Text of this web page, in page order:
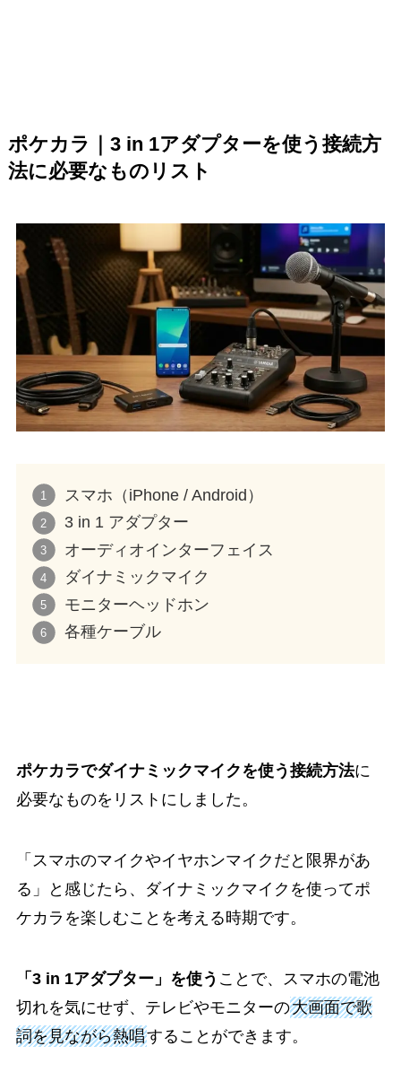
ポケカラ｜3 in 1アダプターを使う接続方
法に必要なものリスト
スマホ（iPhone / Android）
3 in 1 アダプター
オーディオインターフェイス
ダイナミックマイク
モニターヘッドホン
各種ケーブル
ポケカラでダイナミックマイクを使う接続方法に
必要なものをリストにしました。
「スマホのマイクやイヤホンマイクだと限界があ
る」と感じたら、ダイナミックマイクを使ってポ
ケカラを楽しむことを考える時期です。
「3 in 1アダプター」を使う ことで、スマホの電池
切れを気にせず、テレビやモニターの大画面で歌
詞を見ながら熱唱することができます。